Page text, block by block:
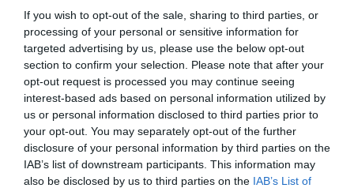
If you wish to opt-out of the sale, sharing to third parties, or
processing of your personal or sensitive information for
targeted advertising by us, please use the below opt-out
section to confirm your selection. Please note that after your
opt-out request is processed you may continue seeing
interest-based ads based on personal information utilized by
us or personal information disclosed to third parties prior to
your opt-out. You may separately opt-out of the further
disclosure of your personal information by third parties on the
IAB’s list of downstream participants. This information may
also be disclosed by us to third parties on the IAB’s List of
Στήριξη από τον σύνδεσμο
Πετραλώνων
Το club του Παναθηναϊκού από τα Πετράλωνα έδειξε την
έμπρακτη στήριξη του στο τμήμα μπάσκετ νοητικής
αναπηρίας.
18.05.2026 ΜΠΑΣΚΕΤ Ν.Α.